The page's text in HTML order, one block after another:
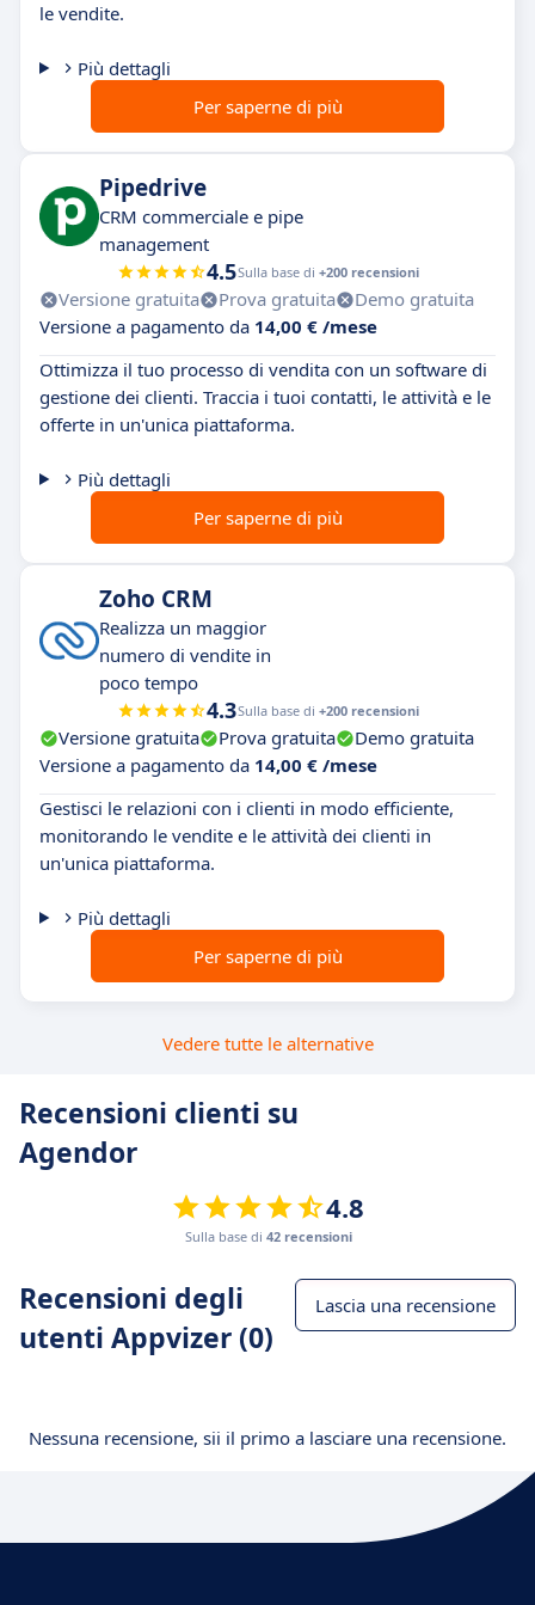
le vendite.
Più dettagli
Per saperne di più
Pipedrive
CRM commerciale e pipe
management
4.5Sulla base di +200 recensioni
Versione gratuita Prova gratuita
Demo gratuita
Versione a pagamento da 14,00 € /mese
Ottimizza il tuo processo di vendita con un software di
gestione dei clienti. Traccia i tuoi contatti, le attività e le
offerte in un'unica piattaforma.
Più dettagli
Per saperne di più
Zoho CRM
Realizza un maggior
numero di vendite in
poco tempo
4.3Sulla base di +200 recensioni
Versione gratuita Prova gratuita
Demo gratuita
Versione a pagamento da 14,00 € /mese
Gestisci le relazioni con i clienti in modo efficiente,
monitorando le vendite e le attività dei clienti in
un'unica piattaforma.
Più dettagli
Per saperne di più
Vedere tutte le alternative
Recensioni clienti su
Agendor
4.8
Sulla base di 42 recensioni
Recensioni degli
utenti Appvizer (0)
Lascia una recensione
Nessuna recensione, sii il primo a lasciare una recensione.